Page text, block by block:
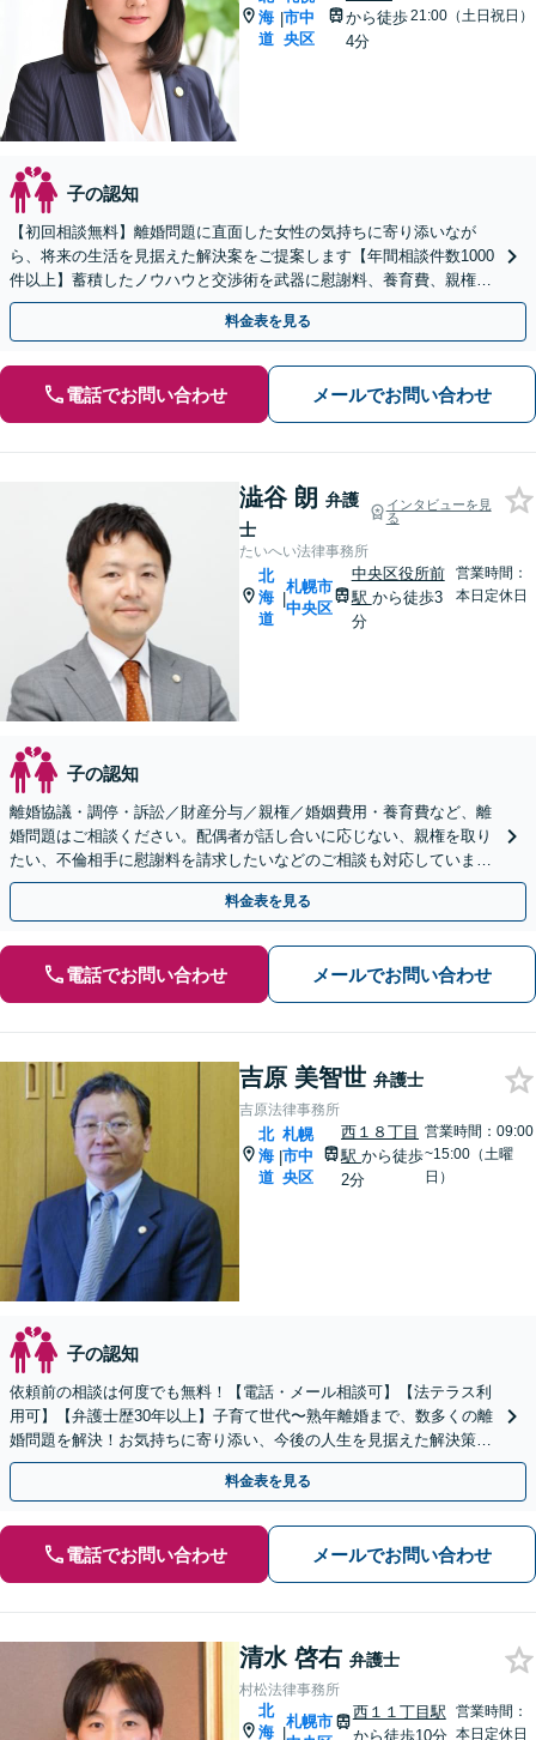
海
道
|市中
央区
から徒歩
4分
21:00（土日祝日）
子の認知
【初回相談無料】離婚問題に直面した女性の気持ちに寄り添いなが
ら、将来の生活を見据えた解決案をご提案します【年間相談件数1000
件以上】蓄積したノウハウと交渉術を武器に慰謝料、養育費、親権な
どの獲得を目指します【夜間・休日面談可】
料金表を見る
電話でお問い合わせ メールでお問い合わせ
澁谷 朗 弁護
士
インタビューを見
る
たいへい法律事務所
北
海
道
|
札幌市
中央区
中央区役所前
駅 から徒歩3
分
営業時間：
本日定休日
子の認知
離婚協議・調停・訴訟／財産分与／親権／婚姻費用・養育費など、離
婚問題はご相談ください。配偶者が話し合いに応じない、親権を取り
たい、不倫相手に慰謝料を請求したいなどのご相談も対応しています
【初回相談無料】【土日祝・夜間相談可】
料金表を見る
電話でお問い合わせ メールでお問い合わせ
吉原 美智世 弁護士
吉原法律事務所
北
海
道
|
札幌
市中
央区
西１８丁目
駅から徒歩
2分
営業時間：09:00
~15:00（土曜
日）
子の認知
依頼前の相談は何度でも無料！【電話・メール相談可】【法テラス利
用可】【弁護士歴30年以上】子育て世代〜熟年離婚まで、数多くの離
婚問題を解決！お気持ちに寄り添い、今後の人生を見据えた解決策を
ご提案。司法書士・税理士と連携【西18丁目駅3分】
料金表を見る
電話でお問い合わせ メールでお問い合わせ
清水 啓右 弁護士
村松法律事務所
北
海 |
札幌市
西１１丁目駅
から徒歩10分
営業時間：
本日定休日